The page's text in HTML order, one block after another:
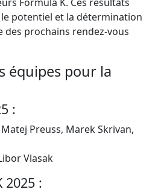
potentiel et la détermination
des prochains rendez-vous
équipes pour la
:
Preuss, Marek Skrivan,
Vlasak
2025 :